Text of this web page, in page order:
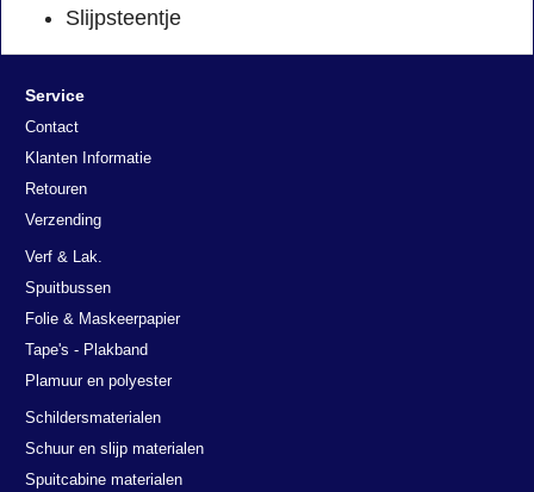
Slijpsteentje
Service
Contact
Klanten Informatie
Retouren
Verzending
Verf & Lak.
Spuitbussen
Folie & Maskeerpapier
Tape's - Plakband
Plamuur en polyester
Schildersmaterialen
Schuur en slijp materialen
Spuitcabine materialen